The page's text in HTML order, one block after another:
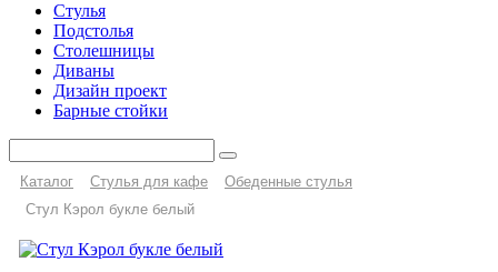
Стулья
Подстолья
Столешницы
Диваны
Дизайн проект
Барные стойки
Каталог Стулья для кафе
Обеденные стулья
Стул Кэрол букле белый